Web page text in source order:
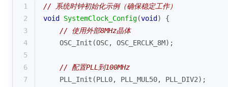
1
// 系统时钟初始化示例（确保稳定工作）
2
void SystemClock_Config(void )
{
3
// 使用外部8MHz晶体
4
    OSC_Init(OSC, OSC_ERCLK_8M);
5
6
// 配置PLL到100MHz
7
    PLL_Init(PLL0, PLL_MUL50, PLL_DIV2);